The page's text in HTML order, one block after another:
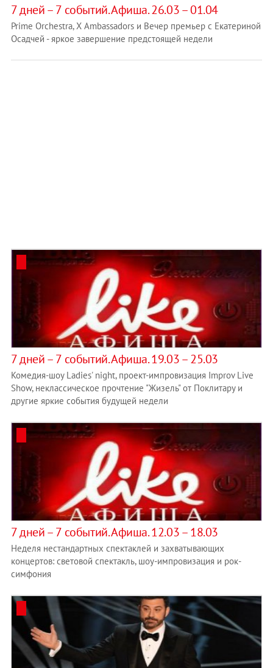
7 дней – 7 событий. Афиша. 26.03 – 01.04
Prime Orchestra, X Ambassadors и Вечер премьер с Екатериной
Осадчей - яркое завершение предстоящей недели
7 дней – 7 событий. Афиша. 19.03 – 25.03
Комедия-шоу Ladies' night, проект-импровизация Improv Live
Show, неклассическое прочтение "Жизель" от Поклитару и
другие яркие события будущей недели
7 дней – 7 событий. Афиша. 12.03 – 18.03
Неделя нестандартных спектаклей и захватывающих
концертов: световой спектакль, шоу-импровизация и рок-
симфония